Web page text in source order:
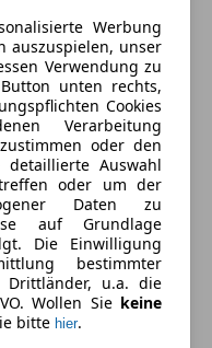
Werbung
auszuspielen, unser
Verwendung zu
unten rechts,
Cookies
Verarbeitung
oder den
Auswahl
oder um der
Daten zu
auf Grundlage
Die Einwilligung
bestimmter
Drittländer, u.a. die
Wollen Sie keine
bitte hier.